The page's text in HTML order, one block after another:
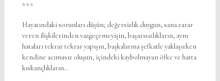
***
Hayatındaki sorunları düşün; değersizlik duygun, sana zarar
veren ilişkilerinden vazgeçemeyişin, başarısızlıkların, aynı
hataları tekrar tekrar yapışın, başkalarına şefkatle yaklaşırken
kendine acımasız oluşun, içindeki kaybolmayan öfke ve hatta
kıskançlıkların…